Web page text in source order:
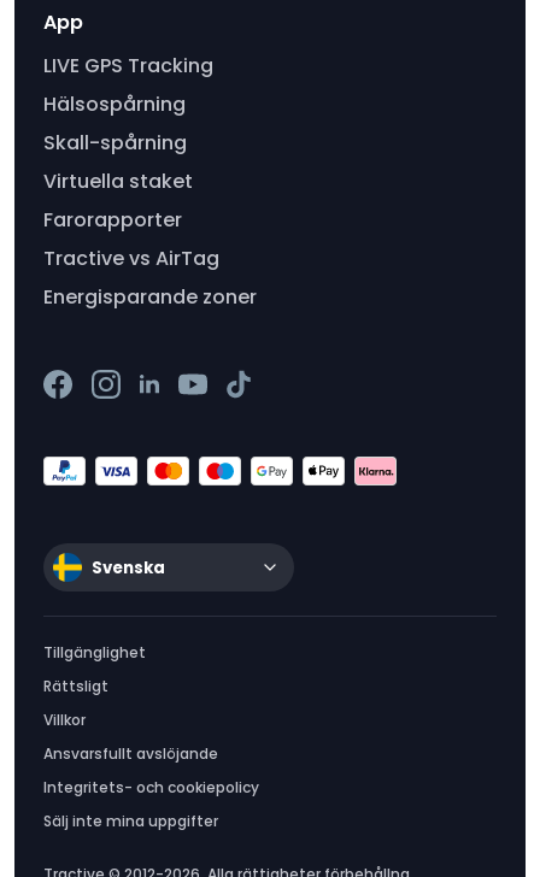
App
LIVE GPS Tracking
Hälsospårning
Skall-spårning
Virtuella staket
Farorapporter
Tractive vs AirTag
Energisparande zoner
Svenska
Tillgänglighet
Rättsligt
Villkor
Ansvarsfullt avslöjande
Integritets- och cookiepolicy
Sälj inte mina uppgifter